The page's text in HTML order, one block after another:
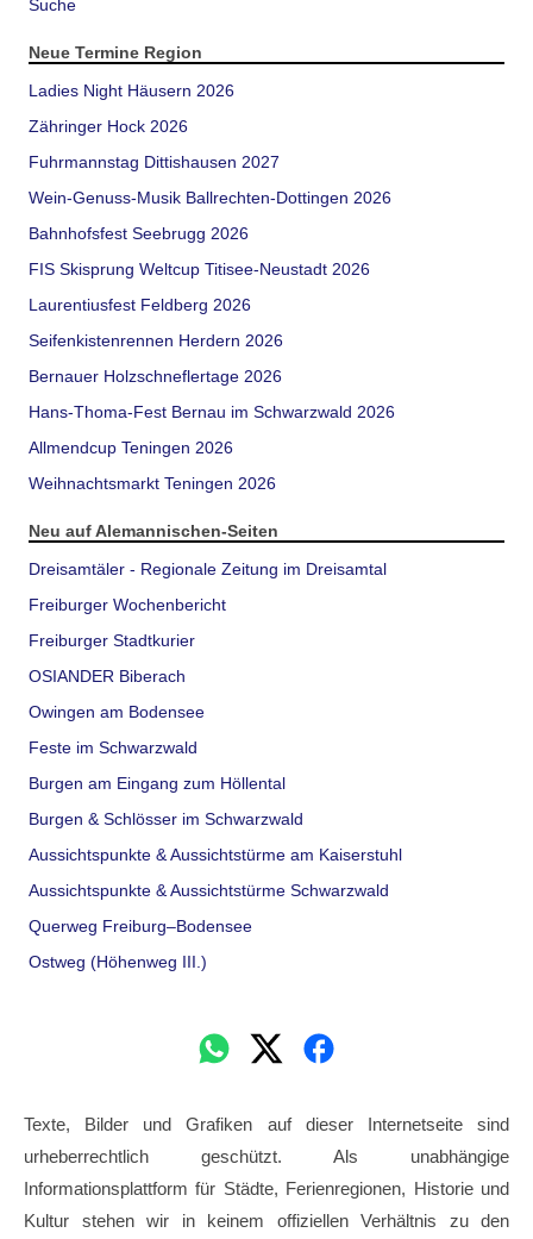
Suche
Neue Termine Region
Ladies Night Häusern 2026
Zähringer Hock 2026
Fuhrmannstag Dittishausen 2027
Wein-Genuss-Musik Ballrechten-Dottingen 2026
Bahnhofsfest Seebrugg 2026
FIS Skisprung Weltcup Titisee-Neustadt 2026
Laurentiusfest Feldberg 2026
Seifenkistenrennen Herdern 2026
Bernauer Holzschneflertage 2026
Hans-Thoma-Fest Bernau im Schwarzwald 2026
Allmendcup Teningen 2026
Weihnachtsmarkt Teningen 2026
Neu auf Alemannischen-Seiten
Dreisamtäler - Regionale Zeitung im Dreisamtal
Freiburger Wochenbericht
Freiburger Stadtkurier
OSIANDER Biberach
Owingen am Bodensee
Feste im Schwarzwald
Burgen am Eingang zum Höllental
Burgen & Schlösser im Schwarzwald
Aussichtspunkte & Aussichtstürme am Kaiserstuhl
Aussichtspunkte & Aussichtstürme Schwarzwald
Querweg Freiburg–Bodensee
Ostweg (Höhenweg III.)
Texte, Bilder und Grafiken auf dieser Internetseite sind
urheberrechtlich geschützt. Als unabhängige
Informationsplattform für Städte, Ferienregionen, Historie und
Kultur stehen wir in keinem offiziellen Verhältnis zu den